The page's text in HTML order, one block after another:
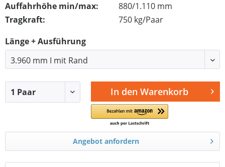
Auffahrhöhe min/max:
880/1.110 mm
Tragkraft:
750 kg/Paar
Länge + Ausführung
In den Warenkorb
Angebot anfordern